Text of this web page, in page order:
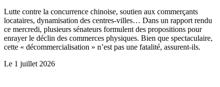
Lutte contre la concurrence chinoise, soutien aux commerçants
locataires, dynamisation des centres-villes… Dans un rapport rendu
ce mercredi, plusieurs sénateurs formulent des propositions pour
enrayer le déclin des commerces physiques. Bien que spectaculaire,
cette « décommercialisation » n’est pas une fatalité, assurent-ils.
Le 1 juillet 2026